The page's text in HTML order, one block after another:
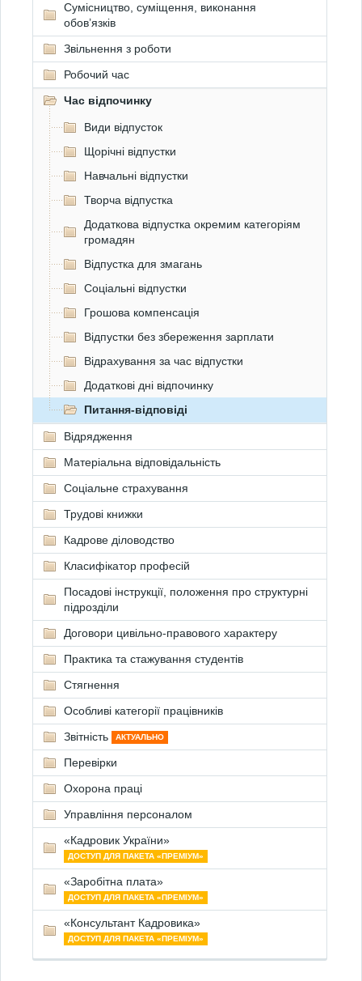
Сумісництво, суміщення, виконання
обов’язків
Звільнення з роботи
Робочий час
Час відпочинку
Види відпусток
Щорічні відпустки
Навчальні відпустки
Творча відпустка
Додаткова відпустка окремим категоріям
громадян
Відпустка для змагань
Соціальні відпустки
Грошова компенсацiя
Відпустки без збереження зарплати
Вiдрахування за час відпустки
Додаткові дні відпочинку
Питання-відповіді
Відрядження
Матеріальна відповідальність
Соціальне страхування
Трудові книжки
Кадрове діловодство
Класифікатор професій
Посадові інструкції, положення про структурні
підрозділи
Договори цивільно-правового характеру
Практика та стажування студентів
Стягнення
Особливі категорії працівників
Звітність
АКТУАЛЬНО
Перевірки
Охорона праці
Управління персоналом
«Кадровик України»
ДОСТУП ДЛЯ ПАКЕТА «ПРЕМІУМ»
«Заробітна плата»
ДОСТУП ДЛЯ ПАКЕТА «ПРЕМІУМ»
«Консультант Кадровика»
ДОСТУП ДЛЯ ПАКЕТА «ПРЕМІУМ»